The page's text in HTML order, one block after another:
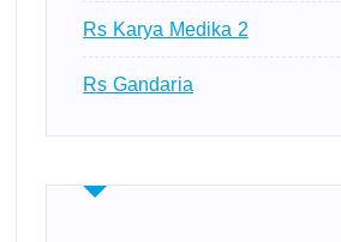
Rs Karya Medika 2
Rs Gandaria